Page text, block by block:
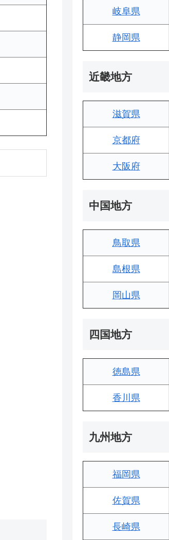
岐阜県
静岡県
近畿地方
滋賀県
京都府
大阪府
中国地方
鳥取県
島根県
岡山県
四国地方
徳島県
香川県
九州地方
福岡県
佐賀県
長崎県